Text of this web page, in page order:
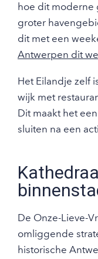
hoe dit moderne
groter
dit met een
Antwerpen dit
Het Eilandje zelf
wijk met
Dit maakt het
sluiten na een
De Onze-Lieve-
omliggende
historische